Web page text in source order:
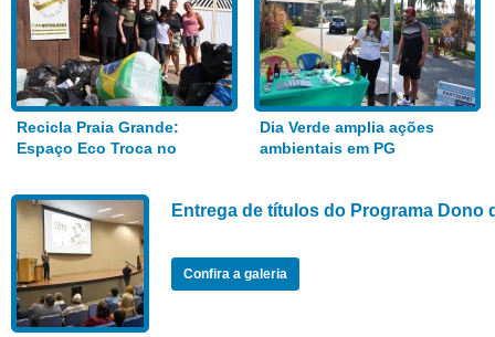
Recicla Praia Grande:
Espaço Eco Troca no
Dia Verde amplia ações
ambientais em PG
Entrega de títulos do Programa Dono
Confira a galeria